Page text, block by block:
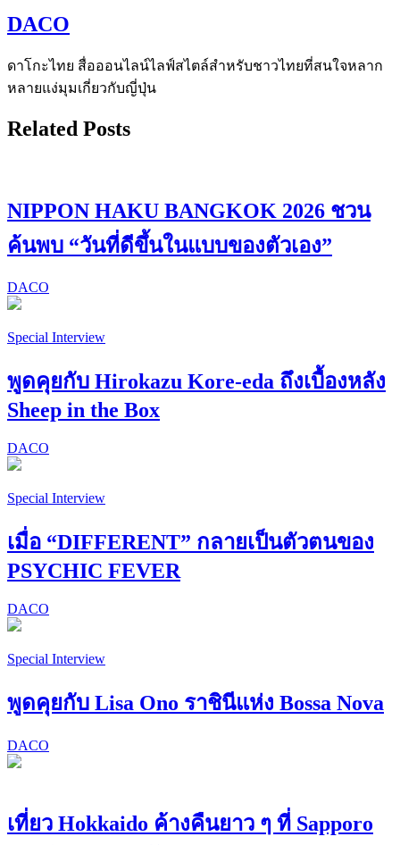
DACO
ดาโกะไทย สื่อออนไลน์ไลฟ์สไตล์สำหรับชาวไทยที่สนใจหลาก
หลายแง่มุมเกี่ยวกับญี่ปุ่น
Related Posts
NIPPON HAKU BANGKOK 2026 ชวน
ค้นพบ “วันที่ดีขึ้นในแบบของตัวเอง”
DACO
Special Interview
พูดคุยกับ Hirokazu Kore-eda ถึงเบื้องหลัง
Sheep in the Box
DACO
Special Interview
เมื่อ “DIFFERENT” กลายเป็นตัวตนของ
PSYCHIC FEVER
DACO
Special Interview
พูดคุยกับ Lisa Ono ราชินีแห่ง Bossa Nova
DACO
เที่ยว Hokkaido ค้างคืนยาว ๆ ที่ Sapporo